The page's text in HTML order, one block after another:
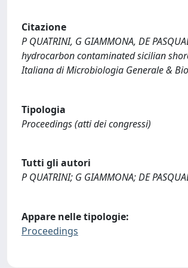
Citazione
P QUATRINI, G GIAMMONA, DE
hydrocarbon contaminated sicilian
Italiana di Microbiologia Generale &
Tipologia
Proceedings (atti dei congressi)
Tutti gli autori
P QUATRINI; G GIAMMONA; DE
Appare nelle tipologie:
Proceedings